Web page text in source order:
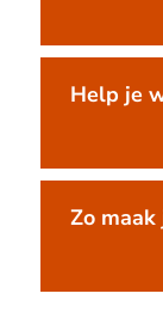
Help je
Zo